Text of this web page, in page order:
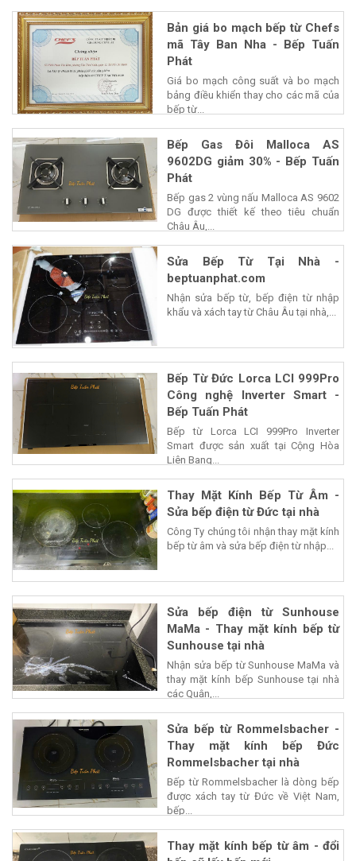
Bản giá bo mạch bếp từ Chefs
mã Tây Ban Nha - Bếp Tuấn
Phát
Giá bo mạch công suất và bo mạch
bảng điều khiển thay cho các mã của
bếp từ...
Bếp Gas Đôi Malloca AS
9602DG giảm 30% - Bếp Tuấn
Phát
Bếp gas 2 vùng nấu Malloca AS 9602
DG được thiết kế theo tiêu chuẩn
Châu Âu,...
Sửa Bếp Từ Tại Nhà -
beptuanphat.com
Nhận sửa bếp từ, bếp điện từ nhập
khẩu và xách tay từ Châu Âu tại nhà,...
Bếp Từ Đức Lorca LCI 999Pro
Công nghệ Inverter Smart -
Bếp Tuấn Phát
Bếp từ Lorca LCI 999Pro Inverter
Smart được sản xuất tại Cộng Hòa
Liên Bang...
Thay Mặt Kính Bếp Từ Âm -
Sửa bếp điện từ Đức tại nhà
Công Ty chúng tôi nhận thay mặt kính
bếp từ âm và sửa bếp điện từ nhập...
Sửa bếp điện từ Sunhouse
MaMa - Thay mặt kính bếp từ
Sunhouse tại nhà
Nhận sửa bếp từ Sunhouse MaMa và
thay mặt kính bếp Sunhouse tại nhà
các Quận,...
Sửa bếp từ Rommelsbacher -
Thay mặt kính bếp Đức
Rommelsbacher tại nhà
Bếp từ Rommelsbacher là dòng bếp
được xách tay từ Đức về Việt Nam,
bếp...
Thay mặt kính bếp từ âm - đổi